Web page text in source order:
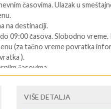
časovima. Ulazak u
na destinaciji.
09:00 časova. Slobodno vreme.
(za tačno vreme povratka
).
časovima.
VIŠE DETALJA